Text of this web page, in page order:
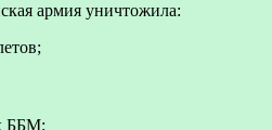
армия уничтожила:
ББМ;